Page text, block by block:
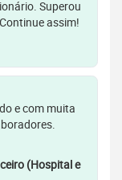
Superou
assim!
e com muita
(Hospital e